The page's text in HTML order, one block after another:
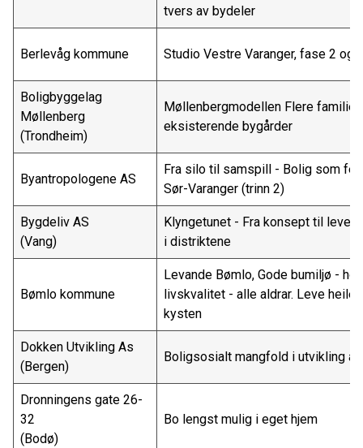
tvers av bydeler
Berlevåg kommune Studio Vestre Varanger, fase 2 og
Boligbyggelag
Møllenberg
(Trondheim)
Møllenbergmodellen Flere
eksisterende bygårder
Byantropologene AS
Fra silo til samspill - Bolig som
Sør-Varanger (trinn 2)
Bygdeliv AS
(Vang)
Klyngetunet - Fra konsept til
i distriktene
Bømlo kommune
Levande Bømlo, Gode bumiljø - høg
livskvalitet - alle aldrar. Leve heile
kysten
Dokken Utvikling As
(Bergen)
Boligsosialt mangfold i utvikling
Dronningens gate 26-
32
(Bodø)
Bo lengst mulig i eget hjem